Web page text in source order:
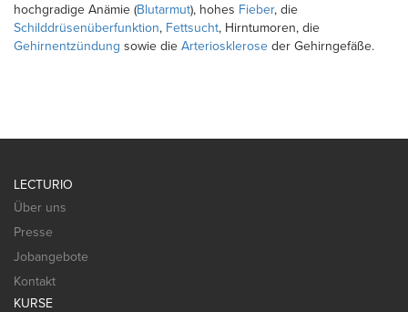
hochgradige Anämie (Blutarmut), hohes Fieber, die
Schilddrüsenüberfunktion, Fettsucht, Hirntumoren, die
Gehirnentzündung sowie die Arteriosklerose der Gehirngefäße.
LECTURIO
Über uns
Presse
Jobangebote
Kontakt
KURSE